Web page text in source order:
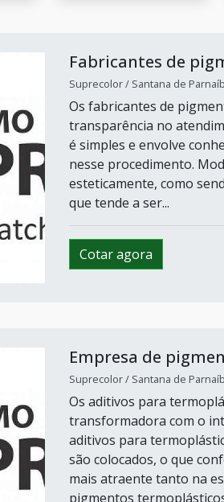
Fabricantes de
Suprecolor / Santana de
Os fabricantes de
transparência no
é simples e envolve
nesse procedimento.
esteticamente, como
que tende a ser...
Cotar agora
Empresa de
Suprecolor / Santana de
Os aditivos para
transformadora com o
aditivos para
são colocados, o que
mais atraente tanto na
pigmentos